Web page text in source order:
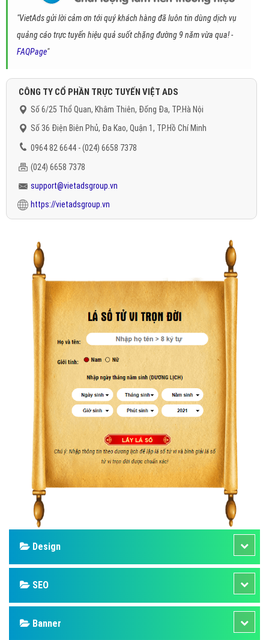
"VietAds gửi lời cảm ơn tới quý khách hàng đã luôn tin dùng dịch vụ
quảng cáo trực tuyến hiệu quả suốt chặng đường 9 năm vừa qua! -
FAQPage"
CÔNG TY CỔ PHẦN TRỰC TUYẾN VIỆT ADS
Số 6/25 Thổ Quan, Khâm Thiên, Đống Đa, TP.Hà Nội
Số 36 Điện Biên Phủ, Đa Kao, Quận 1, TP.Hồ Chí Minh
0964 82 6644 - (024) 6658 7378
(024) 6658 7378
support@vietadsgroup.vn
https://vietadsgroup.vn
Design
SEO
Banner